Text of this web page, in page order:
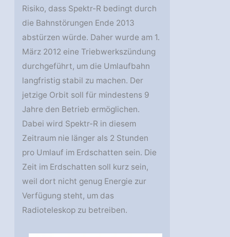
Risiko, dass Spektr-R bedingt durch
die Bahnstörungen Ende 2013
abstürzen würde. Daher wurde am 1.
März 2012 eine Triebwerkszündung
durchgeführt, um die Umlaufbahn
langfristig stabil zu machen. Der
jetzige Orbit soll für mindestens 9
Jahre den Betrieb ermöglichen.
Dabei wird Spektr-R in diesem
Zeitraum nie länger als 2 Stunden
pro Umlauf im Erdschatten sein. Die
Zeit im Erdschatten soll kurz sein,
weil dort nicht genug Energie zur
Verfügung steht, um das
Radioteleskop zu betreiben.